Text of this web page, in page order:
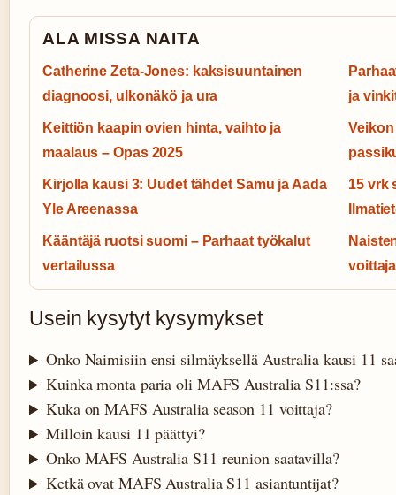
ALA MISSA NAITA
Catherine Zeta-Jones: kaksisuuntainen
diagnoosi, ulkonäkö ja ura
ja
Keittiön kaapin ovien hinta, vaihto ja
maalaus – Opas 2025
Kirjolla kausi 3: Uudet tähdet Samu ja Aada
Yle Areenassa
15 vrk
Kääntäjä ruotsi suomi – Parhaat työkalut
vertailussa
Usein kysytyt kysymykset
Onko Naimisiin ensi silmäyksellä Australia kausi 11
Kuinka monta paria oli MAFS Australia S11:ssa?
Kuka on MAFS Australia season 11 voittaja?
Milloin kausi 11 päättyi?
Onko MAFS Australia S11 reunion saatavilla?
Ketkä ovat MAFS Australia S11 asiantuntijat?